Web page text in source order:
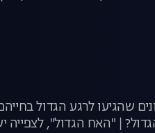
שהגיעו לרגע הגדול
| "האח הגדול", לצפייה